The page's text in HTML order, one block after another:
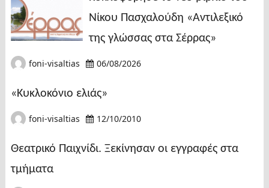
Νίκου Πασχαλούδη «Αντιλεξικό
της γλώσσας στα Σέρρας»
foni-visaltias 06/08/2026
«Κυκλοκόνιο ελιάς»
foni-visaltias 12/10/2010
Θεατρικό Παιχνίδι. Ξεκίνησαν οι εγγραφές στα
τμήματα